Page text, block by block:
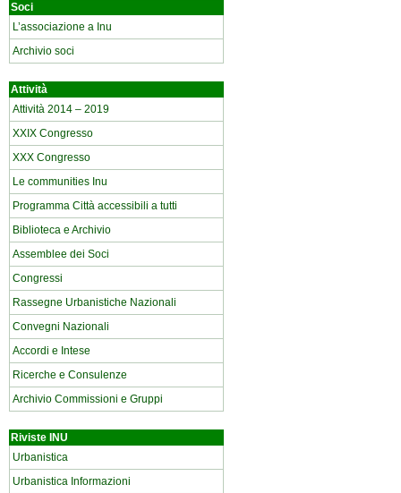
Soci
L’associazione a Inu
Archivio soci
Attività
Attività 2014 – 2019
XXIX Congresso
XXX Congresso
Le communities Inu
Programma Città accessibili a tutti
Biblioteca e Archivio
Assemblee dei Soci
Congressi
Rassegne Urbanistiche Nazionali
Convegni Nazionali
Accordi e Intese
Ricerche e Consulenze
Archivio Commissioni e Gruppi
Riviste INU
Urbanistica
Urbanistica Informazioni